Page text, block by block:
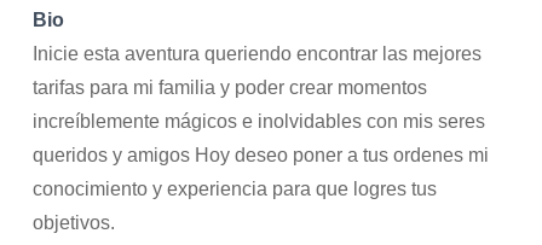
Bio
Inicie esta aventura queriendo encontrar las mejores
tarifas para mi familia y poder crear momentos
increíblemente mágicos e inolvidables con mis seres
queridos y amigos Hoy deseo poner a tus ordenes mi
conocimiento y experiencia para que logres tus
objetivos.